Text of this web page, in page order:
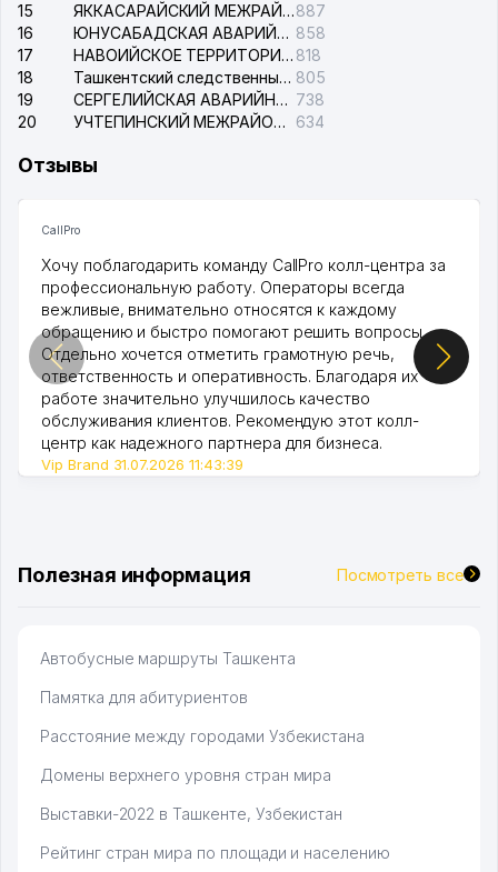
15
ЯККАСАРАЙСКИЙ МЕЖРАЙОННЫЙ СУД ПО ГРАЖДАНСКИМ ДЕЛАМ887
16
ЮНУСАБАДСКАЯ АВАРИЙНАЯ СЛУЖБА ЭЛЕКТРОСЕТИ 858
17
НАВОИЙСКОЕ ТЕРРИТОРИАЛЬНОЕ ПРЕДПРИЯТИЕ ЭЛЕКТРОСЕТИ АО 818
18
Ташкентский следственный изолятор 805
19
СЕРГЕЛИЙСКАЯ АВАРИЙНАЯ СЛУЖБА ЭЛЕКТРОСЕТИ 738
20
УЧТЕПИНСКИЙ МЕЖРАЙОННЫЙ СУД ПО ГРАЖДАНСКИМ ДЕЛАМ 634
Отзывы
CallPro
Хочу поблагодарить команду CallPro колл-центра за
профессиональную работу. Операторы всегда
вежливые, внимательно относятся к каждому
обращению и быстро помогают решить вопросы.
Отдельно хочется отметить грамотную речь,
ответственность и оперативность. Благодаря их
работе значительно улучшилось качество
обслуживания клиентов. Рекомендую этот колл-
центр как надежного партнера для бизнеса.
Vip Brand 31.07.2026 11:43:39
Полезная информация Посмотреть все
Автобусные маршруты Ташкента
Памятка для абитуриентов
Расстояние между городами Узбекистана
Домены верхнего уровня стран мира
Выставки-2022 в Ташкенте, Узбекистан
Рейтинг стран мира по площади и населению